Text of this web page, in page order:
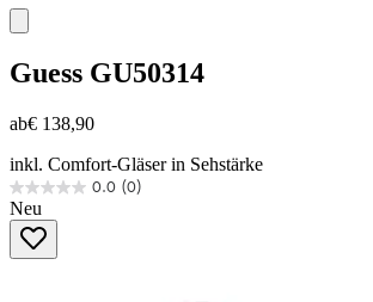
Guess GU50314
ab€ 138,90
inkl. Comfort-Gläser in Sehstärke
0.0 (0)
0.0
von
Sternen.
Neu